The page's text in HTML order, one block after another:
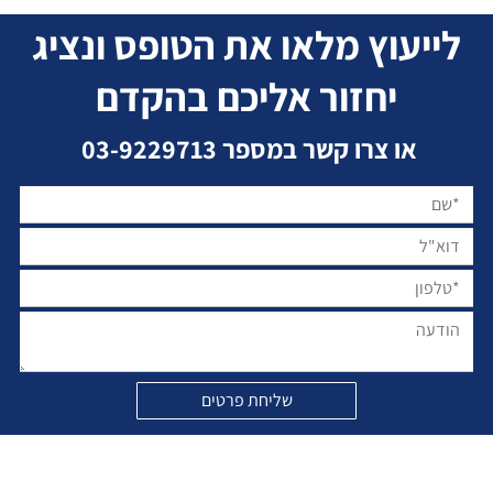
לייעוץ מלאו את הטופס ונציג
יחזור אליכם בהקדם
או צרו קשר במספר03-9229713